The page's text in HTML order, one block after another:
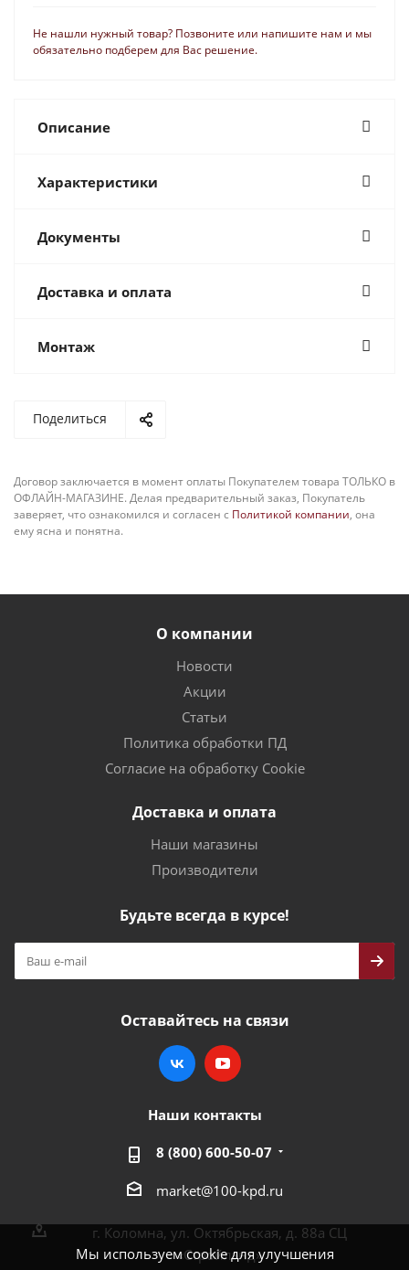
Мы используем cookie для улучшения
Не нашли нужный товар? Позвоните или напишите нам и мы
обязательно подберем для Вас решение.
Описание
Характеристики
Документы
Доставка и оплата
Монтаж
Поделиться
Договор заключается в момент оплаты Покупателем товара ТОЛЬКО в
ОФЛАЙН-МАГАЗИНЕ. Делая предварительный заказ, Покупатель
заверяет, что ознакомился и согласен с Политикой компании, она
ему ясна и понятна.
О компании
Новости
Акции
Статьи
Политика обработки ПД
Согласие на обработку Cookie
Доставка и оплата
Наши магазины
Производители
Будьте всегда в курсе!
Оставайтесь на связи
Наши контакты
8 (800) 600-50-07
market@100-kpd.ru
г. Коломна, ул. Октябрьская, д. 88а СЦ
«Стройлэнд»